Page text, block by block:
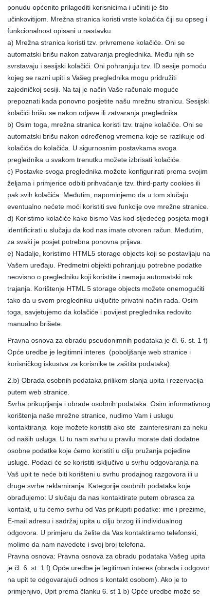
ponudu općenito prilagoditi korisnicima i učiniti je što
učinkovitijom. Mrežna stranica koristi vrste kolačića čiji su opseg i
funkcionalnost opisani u nastavku.
a) Mrežna stranica koristi tzv. privremene kolačiće. Oni se
automatski brišu nakon zatvaranja preglednika. Među njih se
svrstavaju i sesijski kolačići. Oni pohranjuju tzv. ID sesije pomoću
kojeg se razni upiti s Vašeg preglednika mogu pridružiti
zajedničkoj sesiji. Na taj je način Vaše računalo moguće
prepoznati kada ponovno posjetite našu mrežnu stranicu. Sesijski
kolačići brišu se nakon odjave ili zatvaranja preglednika.
b) Osim toga, mrežna stranica koristi tzv. trajne kolačiće. Oni se
automatski brišu nakon određenog vremena koje se razlikuje od
kolačića do kolačića. U sigurnosnim postavkama svoga
preglednika u svakom trenutku možete izbrisati kolačiće.
c) Postavke svoga preglednika možete konfigurirati prema svojim
željama i primjerice odbiti prihvaćanje tzv. third-party cookies ili
pak svih kolačića. Međutim, napominjemo da u tom slučaju
eventualno nećete moći koristiti sve funkcije ove mrežne stranice.
d) Koristimo kolačiće kako bismo Vas kod sljedećeg posjeta mogli
identificirati u slučaju da kod nas imate otvoren račun. Međutim,
za svaki je posjet potrebna ponovna prijava.
e) Nadalje, koristimo HTML5 storage objects koji se postavljaju na
Vašem uređaju. Predmetni objekti pohranjuju potrebne podatke
neovisno o pregledniku koji koristite i nemaju automatski rok
trajanja. Korištenje HTML 5 storage objects možete onemogućiti
tako da u svom pregledniku uključite privatni način rada. Osim
toga, savjetujemo da kolačiće i povijest preglednika redovito
manualno brišete.
Pravna osnova za obradu pseudonimnih podataka je čl. 6. st. 1 f)
Opće uredbe je legitimni interes (poboljšanje web stranice i
korisničkog iskustva za korisnike te zaštita podataka).
2.b) Obrada osobnih podataka prilikom slanja upita i rezervacija
putem web stranice.
Svrha prikupljanja i obrade osobnih podataka: Osim informativnog
korištenja naše mrežne stranice, nudimo Vam i uslugu
kontaktiranja koje možete koristiti ako ste zainteresirani za neku
od naših usluga. U tu nam svrhu u pravilu morate dati dodatne
osobne podatke koje ćemo koristiti u cilju pružanja pojedine
usluge. Podaci će se koristiti isključivo u svrhu odgovaranja na
Vaš upit te neće biti korišteni u svrhu prodajnog razgovora ili u
druge svrhe reklamiranja. Kategorije osobnih podataka koje
obrađujemo: U slučaju da nas kontaktirate putem obrasca za
kontakt, u tu ćemo svrhu od Vas prikupiti podatke: ime i prezime,
E-mail adresu i sadržaj upita u cilju brzog ili individualnog
odgovora. U primjeru da želite da Vas kontaktiramo telefonski,
molimo da nam navedete i svoj broj telefona.
Pravna osnova: Pravna osnova za obradu podataka Vašeg upita
je čl. 6. st. 1 f) Opće uredbe je legitiman interes (obrada i odgovor
na upit te odgovarajući odnos s kontakt osobom). Ako je to
primjenjivo, Upit prema članku 6. st 1 b) Opće uredbe može se